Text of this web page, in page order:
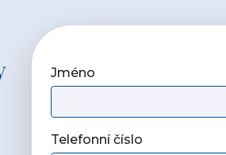
Jméno
Telefonní číslo